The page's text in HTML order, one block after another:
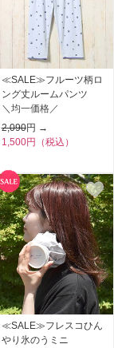
≪SALE≫フルーツ柄ロ
ング丈ルームパンツ
＼均一価格／
2,090円 →
1,500円（税込）
≪SALE≫フレスコひん
やり氷のうミニ